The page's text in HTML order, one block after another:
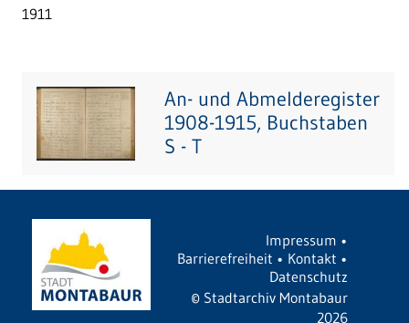
1911
An- und Abmelderegister
1908-1915, Buchstaben
S - T
Impressum •
Barrierefreiheit • Kontakt •
Datenschutz
© Stadtarchiv Montabaur
2026